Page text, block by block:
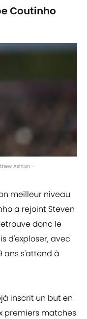
Coutinho
Ashton -
meilleur niveau
a rejoint Steven
donc le
d'exploser, avec
ans s'attend à
inscrit un but en
premiers matches